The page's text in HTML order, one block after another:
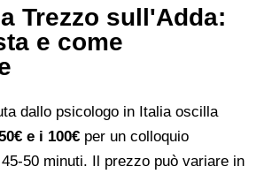
Trezzo sull'Adda:
e come
dallo psicologo in Italia oscilla
e i 100€ per un colloquio
50 minuti. Il prezzo può variare in